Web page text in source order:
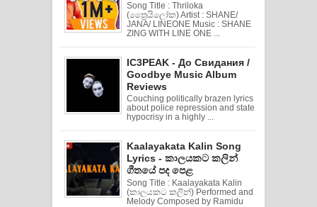
Song Title : Thriloka
(ත්‍රෛයිලෝක) Artist : SHANE/
JANA/ LINEONE Music : SHANE
ZING WITH LINE ONE ...
IC3PEAK - До Свидания /
Goodbye Music Album
Reviews
Couching politically brazen lyrics
about police repression and state
hypocrisy in a highly ...
Kaalayakata Kalin Song
Lyrics - කාලයකට කලින්
ගීතයේ පද පෙළ
Song Title : Kaalayakata Kalin
(කාලයකට කලින්) Performed and
Melody Composed by Ramidu